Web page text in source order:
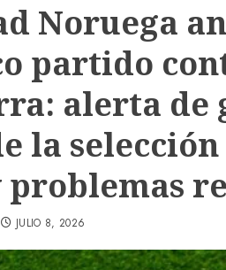
Noruega
partido
alerta de
la selección
problemas
JULIO 8, 2026